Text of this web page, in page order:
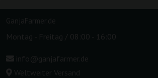
GanjaFarmer.de
Montag - Freitag / 08:00 - 16:00
info@ganjafarmer.de
Weltweiter Versand